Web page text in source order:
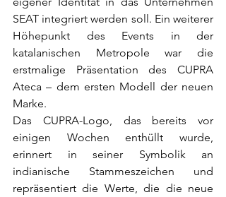
SEAT integriert werden soll. Ein weiterer
Höhepunkt des Events in der
katalanischen Metropole war die
erstmalige Präsentation des CUPRA
Ateca – dem ersten Modell der neuen
Marke.
Das CUPRA-Logo, das bereits vor
einigen Wochen enthüllt wurde,
erinnert in seiner Symbolik an
indianische Stammeszeichen und
repräsentiert die Werte, die die neue